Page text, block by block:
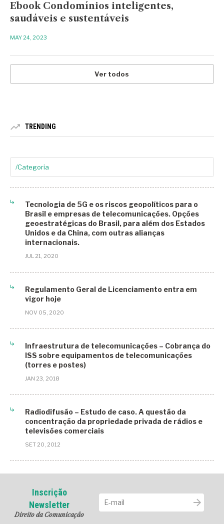
TRENDING
/Categoria
5G
Agrotech
Análise STF
Arbitragem
Audiência Pública
Business
China
Computação em Nuvem
Condomínios inteligentes
Condomínios Residenciais
Congresso Iberoamericano de Derecho Digital
Curitiba
Tecnologia de 5G e os riscos geopolíticos para o
Brasil e empresas de telecomunicações. Opções
geoestratégicas do Brasil, para além dos Estados
Unidos e da China, com outras alianças
internacionais.
JUL 21, 2020
Regulamento Geral de Licenciamento entra em
vigor hoje
NOV 05, 2020
Infraestrutura de telecomunicações – Cobrança do
ISS sobre equipamentos de telecomunicações
(torres e postes)
JAN 23, 2018
Radiodifusão – Estudo de caso. A questão da
concentração da propriedade privada de rádios e
televisões comerciais
SET 20, 2012
Ebook Condomínios inteligentes,
saudáveis e sustentáveis
MAY 24, 2023
Ver todos
Inscrição
Newsletter
Direito da Comunicação